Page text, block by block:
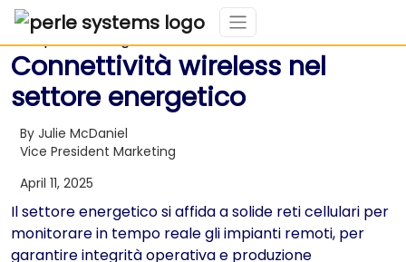
Connettività wireless nel
settore energetico
By Julie McDaniel
Vice President Marketing
April 11, 2025
Il settore energetico si affida a solide reti cellulari per
monitorare in tempo reale gli impianti remoti, per
garantire integrità operativa e produzione